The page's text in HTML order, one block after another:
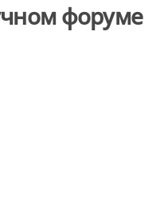
форуме